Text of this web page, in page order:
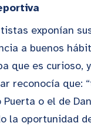
exponían
a buenos
que es curioso,
reconocía
o el de
la oportunidad